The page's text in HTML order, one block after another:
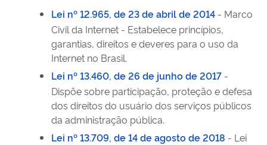
Lei nº 12.965, de 23 de abril de 2014 - Marco
Civil da Internet - Estabelece princípios,
garantias, direitos e deveres para o uso da
Internet no Brasil.
Lei nº 13.460, de 26 de junho de 2017 -
Dispõe sobre participação, proteção e defesa
dos direitos do usuário dos serviços públicos
da administração pública.
Lei nº 13.709, de 14 de agosto de 2018 - Lei